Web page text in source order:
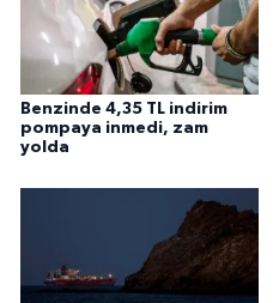
Benzinde 4,35 TL indirim
pompaya inmedi, zam
yolda